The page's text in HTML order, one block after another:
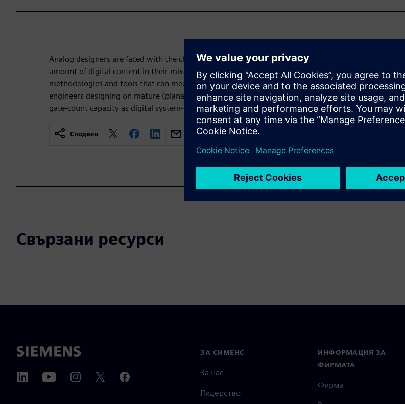
Analog designers are faced with the challenge of implementing an increasing
amount of digital content in their mixed signal designs. This paper introduces
methodologies and tools that can meet the quality-of-results targets for
engineers designing on mature (planar) nodes who do not require the same
gate-count capacity as digital system-on-chip designers
Сподели
Свързани ресурси
ЗА СИМЕНС
За нас
Лидерство
ИНФОРМАЦИЯ ЗА
ФИРМАТА
Фирма